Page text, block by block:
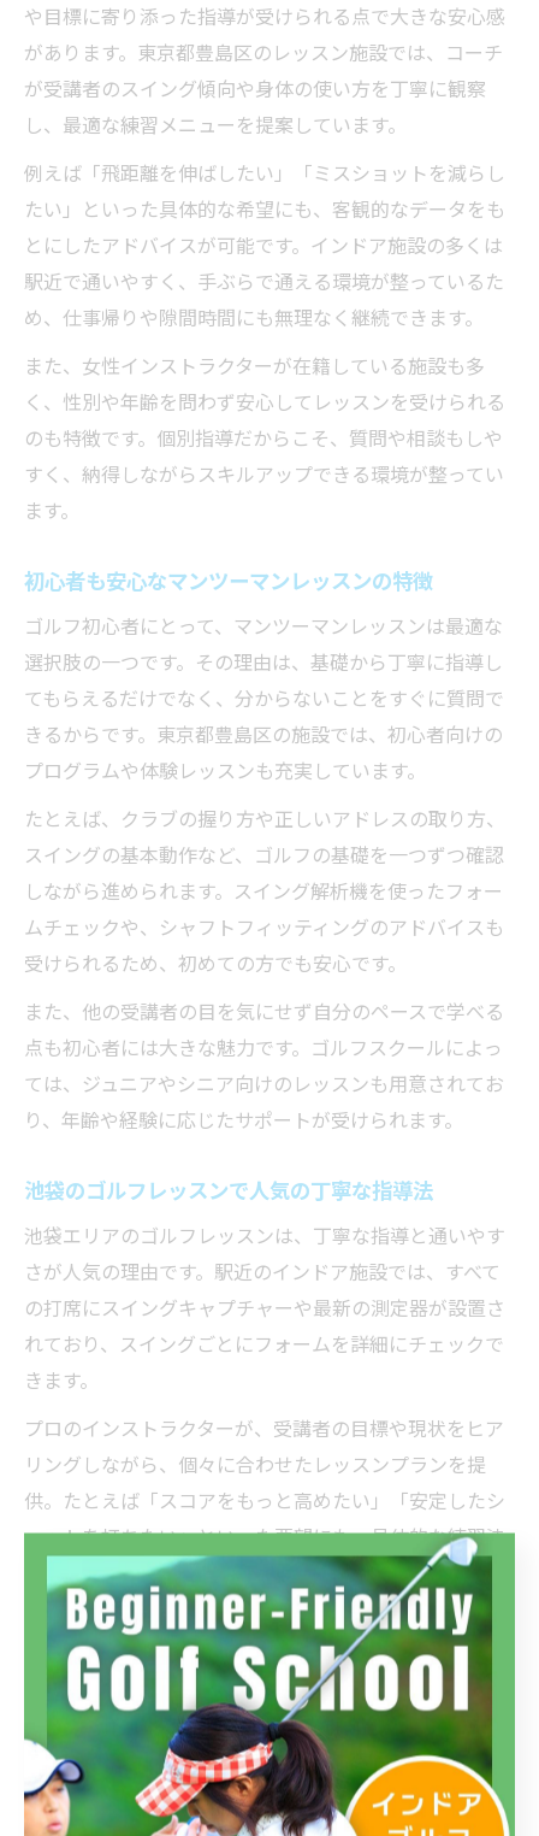
や目標に寄り添った指導が受けられる点で大きな安心感
があります。東京都豊島区のレッスン施設では、コーチ
が受講者のスイング傾向や身体の使い方を丁寧に観察
し、最適な練習メニューを提案しています。
例えば「飛距離を伸ばしたい」「ミスショットを減らし
たい」といった具体的な希望にも、客観的なデータをも
とにしたアドバイスが可能です。インドア施設の多くは
駅近で通いやすく、手ぶらで通える環境が整っているた
め、仕事帰りや隙間時間にも無理なく継続できます。
また、女性インストラクターが在籍している施設も多
く、性別や年齢を問わず安心してレッスンを受けられる
のも特徴です。個別指導だからこそ、質問や相談もしや
すく、納得しながらスキルアップできる環境が整ってい
ます。
初心者も安心なマンツーマンレッスンの特徴
ゴルフ初心者にとって、マンツーマンレッスンは最適な
選択肢の一つです。その理由は、基礎から丁寧に指導し
てもらえるだけでなく、分からないことをすぐに質問で
きるからです。東京都豊島区の施設では、初心者向けの
プログラムや体験レッスンも充実しています。
たとえば、クラブの握り方や正しいアドレスの取り方、
スイングの基本動作など、ゴルフの基礎を一つずつ確認
しながら進められます。スイング解析機を使ったフォー
ムチェックや、シャフトフィッティングのアドバイスも
受けられるため、初めての方でも安心です。
また、他の受講者の目を気にせず自分のペースで学べる
点も初心者には大きな魅力です。ゴルフスクールによっ
ては、ジュニアやシニア向けのレッスンも用意されてお
り、年齢や経験に応じたサポートが受けられます。
池袋のゴルフレッスンで人気の丁寧な指導法
池袋エリアのゴルフレッスンは、丁寧な指導と通いやす
さが人気の理由です。駅近のインドア施設では、すべて
の打席にスイングキャプチャーや最新の測定器が設置さ
れており、スイングごとにフォームを詳細にチェックで
きます。
プロのインストラクターが、受講者の目標や現状をヒア
リングしながら、個々に合わせたレッスンプランを提
供。たとえば「スコアをもっと高めたい」「安定したシ
ョットを打ちたい」といった要望にも、具体的な練習法
やデータをもとにした改善策を提案します。
また、月額制や回数無制限プランを導入している施設も
あり、自分のペースで継続しやすいのが特徴です。初心
者から経験者まで、幅広い層が満足できる丁寧なサポー
ト体制が整っています。
フィッティング併用で実感する上達のスピード